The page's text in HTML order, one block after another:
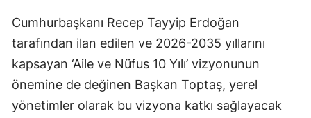
Cumhurbaşkanı Recep Tayyip Erdoğan
tarafından ilan edilen ve 2026-2035 yıllarını
kapsayan ‘Aile ve Nüfus 10 Yılı’ vizyonunun
önemine de değinen Başkan Toptaş, yerel
yönetimler olarak bu vizyona katkı sağlayacak